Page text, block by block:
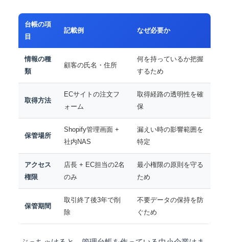
台帳の項
目
記載例 なぜ必要か
情報の種
類
顧客の氏名・住所
何を持っているか把握
するため
取得方法
ECサイトの注文フ
ォーム
取得経路の透明性を確
保
保管場所
Shopify管理画面 +
社内NAS
漏えい時の影響範囲を
特定
アクセス
権限
店長 + EC担当の2名
のみ
最小権限の原則を守る
ため
保管期間
取引終了後3年で削
除
不要データの保持を防
ぐため